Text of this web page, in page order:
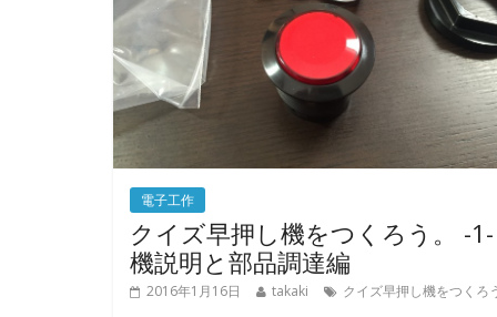
電子工作
クイズ早押し機をつくろう。 -
機説明と部品調達編
2016年1月16日 takaki クイズ早押し機をつくろ